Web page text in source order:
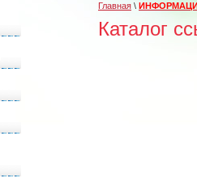
Главная \
Каталог